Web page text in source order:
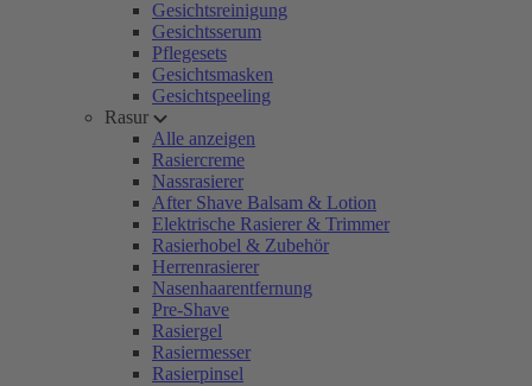
Gesichtsreinigung
Gesichtsserum
Pflegesets
Gesichtsmasken
Gesichtspeeling
Rasur
Alle anzeigen
Rasiercreme
Nassrasierer
After Shave Balsam & Lotion
Elektrische Rasierer & Trimmer
Rasierhobel & Zubehör
Herrenrasierer
Nasenhaarentfernung
Pre-Shave
Rasiergel
Rasiermesser
Rasierpinsel